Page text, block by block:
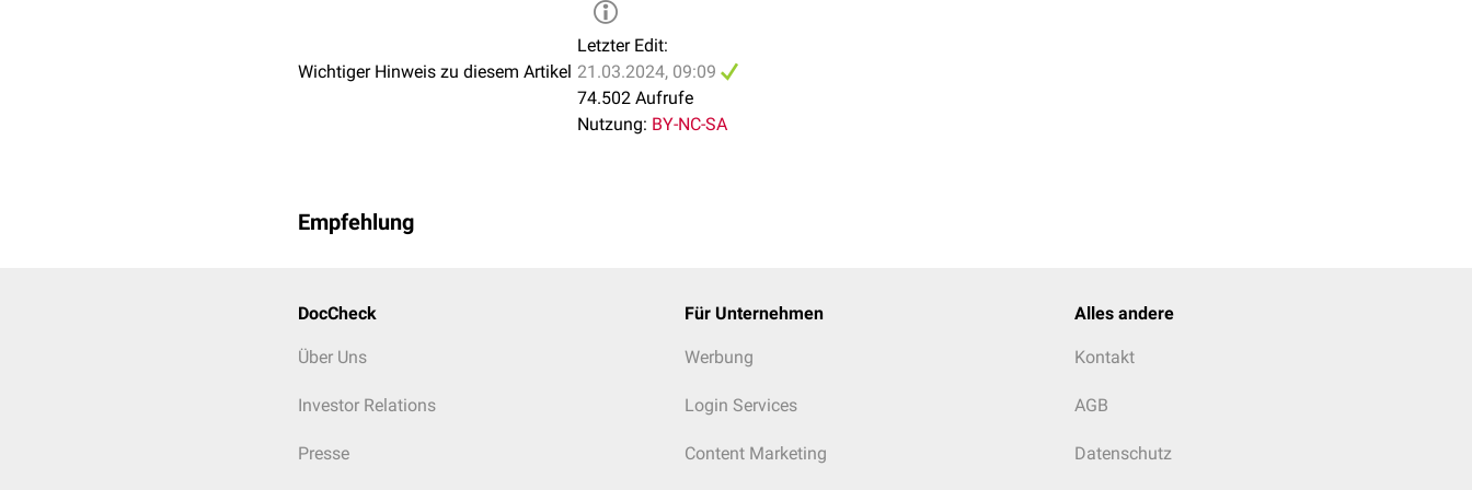
Wichtiger Hinweis zu diesem Artikel
Letzter Edit:
21.03.2024, 09:09
74.502 Aufrufe
Nutzung: BY-NC-SA
Empfehlung
DocCheck
Über Uns
Investor Relations
Presse
Für Unternehmen
Werbung
Login Services
Content Marketing
Alles andere
Kontakt
AGB
Datenschutz